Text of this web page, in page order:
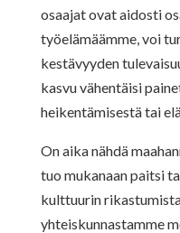
osaajat ovat aidosti
työelämäämme, voi
kestävyyden
kasvu vähentäisi
heikentämisestä tai
On aika nähdä
tuo mukanaan paitsi
kulttuurin
yhteiskunnastamme